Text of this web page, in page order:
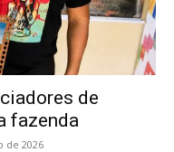
de
fazenda
de 2026